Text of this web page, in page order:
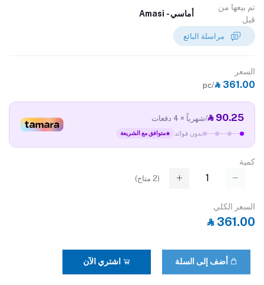
تم بيعها من
قبل
أماسي - Amasi
السعر
‎⃁ 361.00
/pc
‎⃁ 90.25/شهرياً × 4 دفعات
بدون فوائد متوافق مع الشريعة
كمية
(
2 متاح)
السعر الكلي
‎⃁ 361.00
أضف إلى السلة اشتري الآن